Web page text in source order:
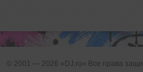
© 2001 — 2026 «DJ.ru» Все права